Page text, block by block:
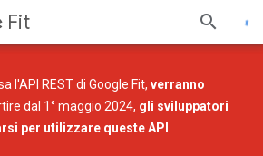
Fit
l'API REST di Google Fit, verranno
dal 1° maggio 2024, gli sviluppatori
per utilizzare queste API